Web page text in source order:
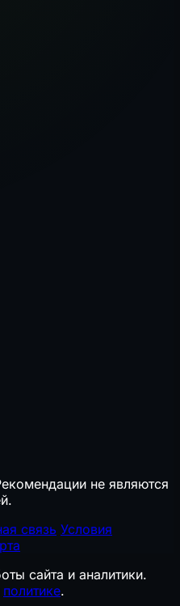
не являются
связь Условия
сайта и аналитики.
политике.